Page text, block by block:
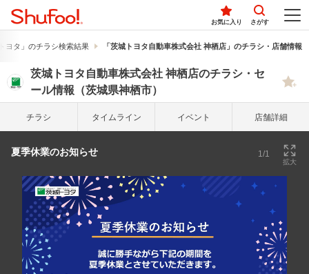
お気に入り さがす
ヨタ」のチラシ検索結果 「茨城トヨタ自動車株式会社 神栖店」のチラシ・店舗情報
茨城トヨタ自動車株式会社 神栖店のチラシ・セ
ール情報（茨城県神栖市）
チラシ タイム ライン イベント 店舗詳細
夏季休業のお知らせ 1/1
拡大